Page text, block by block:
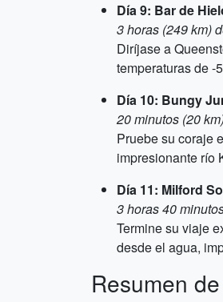
Día 9: Bar de
3 horas (249 km)
Diríjase a
temperaturas de -
Día 10: Bungy
20 minutos (20
Pruebe su coraje
impresionante río
Día 11: Milford
3 horas 40
Termine su viaje
desde el agua,
Resumen